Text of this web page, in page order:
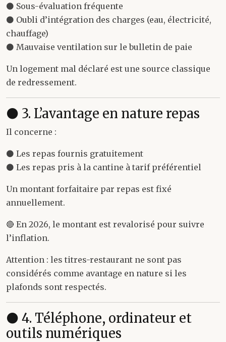
⚫ Sous-évaluation fréquente
⚫ Oubli d’intégration des charges (eau, électricité,
chauffage)
⚫ Mauvaise ventilation sur le bulletin de paie
Un logement mal déclaré est une source classique
de redressement.
⚫ 3. L’avantage en nature repas
Il concerne :
⚫ Les repas fournis gratuitement
⚫ Les repas pris à la cantine à tarif préférentiel
Un montant forfaitaire par repas est fixé
annuellement.
🔴 En 2026, le montant est revalorisé pour suivre
l’inflation.
Attention : les titres-restaurant ne sont pas
considérés comme avantage en nature si les
plafonds sont respectés.
⚫ 4. Téléphone, ordinateur et
outils numériques